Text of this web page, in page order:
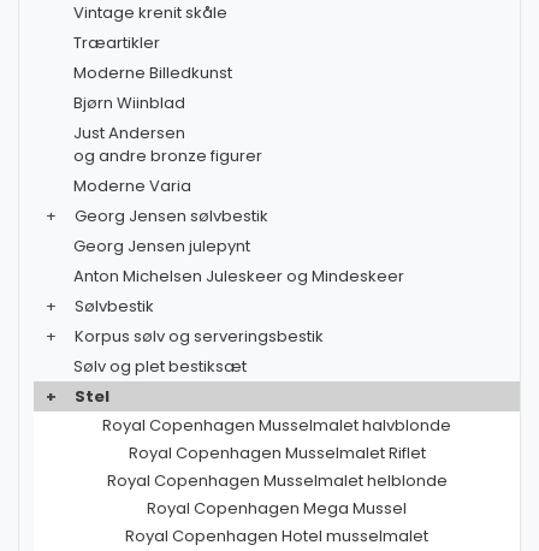
Vintage krenit skåle
Træartikler
Moderne Billedkunst
Bjørn Wiinblad
Just Andersen
og andre bronze figurer
Moderne Varia
+
Georg Jensen sølvbestik
Georg Jensen julepynt
Anton Michelsen Juleskeer og Mindeskeer
+
Sølvbestik
+
Korpus sølv og serveringsbestik
Sølv og plet bestiksæt
+
Stel
Royal Copenhagen Musselmalet halvblonde
Royal Copenhagen Musselmalet Riflet
Royal Copenhagen Musselmalet helblonde
Royal Copenhagen Mega Mussel
Royal Copenhagen Hotel musselmalet